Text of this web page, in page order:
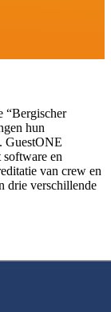
“Bergischer
hun
GuestONE
software en
van crew en
drie verschillende